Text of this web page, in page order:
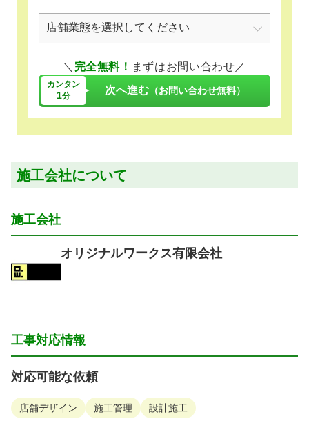
＼ 完全無料！ まずはお問い合わせ／
カンタン
1分 次へ進む （お問い合わせ無料）
施工会社について
施工会社
オリジナルワークス有限会社
工事対応情報
対応可能な依頼
店舗デザイン 施工管理 設計施工